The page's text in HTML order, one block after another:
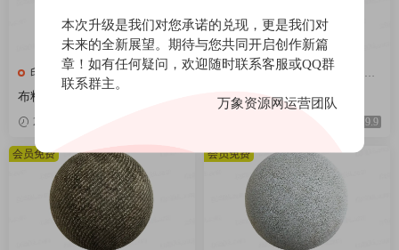
印花，亚麻，针织，仿皮，布
匹，家纺，绒布
布料376
2026-04-08
印花，亚麻，针织，仿皮，布
布料375
9.9
会员免费 会员免费
本次升级是我们对您承诺的兑现，更是我们对
未来的全新展望。期待与您共同开启创作新篇
章！如有任何疑问，欢迎随时联系客服或QQ群
联系群主。
万象资源网运营团队